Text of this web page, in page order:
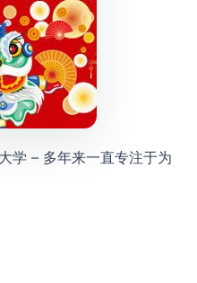
学 – 多年来一直专注于为